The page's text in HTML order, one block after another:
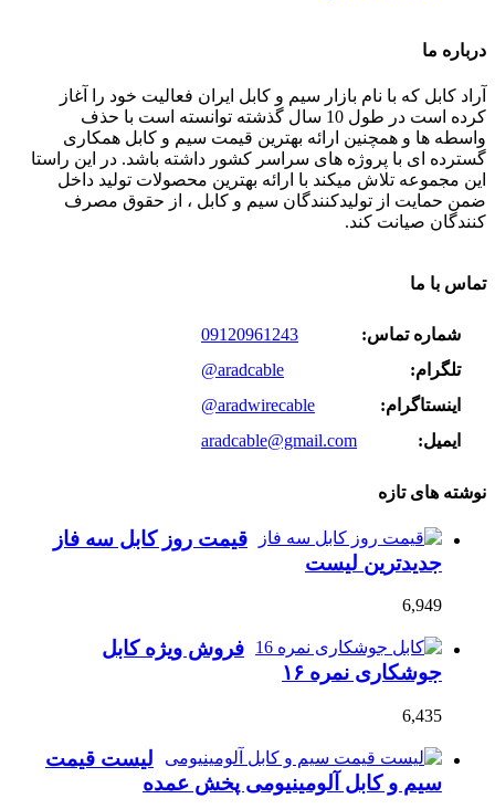
درباره ما
آراد کابل که با نام بازار سیم و کابل ایران فعالیت خود را آغاز
کرده است در طول 10 سال گذشته توانسته است با حذف
واسطه ها و همچنین ارائه بهترین قیمت سیم و کابل همکاری
گسترده ای با پروژه های سراسر کشور داشته باشد. در این راستا
این مجموعه تلاش میکند با ارائه بهترین محصولات تولید داخل
ضمن حمایت از تولیدکنندگان سیم و کابل ، از حقوق مصرف
کنندگان صیانت کند.
تماس با ما
شماره تماس:
09120961243
تلگرام:
@aradcable
اینستاگرام:
@aradwirecable
ایمیل:
aradcable@gmail.com
نوشته های تازه
قیمت روز کابل سه فاز
جدیدترین لیست
6,949
فروش ویژه کابل
جوشکاری نمره ۱۶
6,435
لیست قیمت
سیم و کابل آلومینیومی پخش عمده